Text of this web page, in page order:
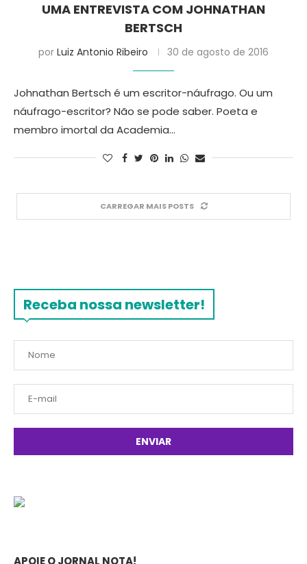
UMA ENTREVISTA COM JOHNATHAN
BERTSCH
por Luiz Antonio Ribeiro 30 de agosto de 2016
Johnathan Bertsch é um escritor-náufrago. Ou um
náufrago-escritor? Não se pode saber. Poeta e
membro imortal da Academia…
CARREGAR MAIS POSTS
Receba nossa newsletter!
APOIE O JORNAL NOTA!